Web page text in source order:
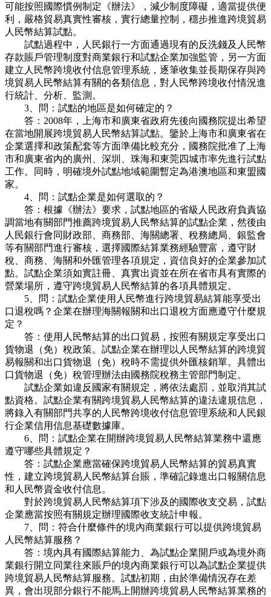
可能按照國際慣例制定《辦法》，減少制度障礙，適當提供便
利，嚴格貿易真實性審核，實行總量控制，穩步推進跨境貿易
人民幣結算試點。
試點過程中，人民銀行一方面通過現有的反洗錢及人民幣
存款賬戶管理制度對商業銀行和試點企業加強監管，另一方面
建立人民幣跨境收付信息管理系統，逐筆收集並長期保存與跨
境貿易人民幣結算有關的各類信息，對人民幣跨境收付情況進
行統計、分析、監測。
3、問：試點的地區是如何確定的？
答：2008年，上海市和廣東省政府先後向國務院提出希望
在當地開展跨境貿易人民幣結算試點。鑒於上海市和廣東省在
企業選擇和政策配套等方面準備比較充分，國務院批准了上海
市和廣東省內的廣州、深圳、珠海和東莞四城市率先進行試點
工作。同時，明確境外試點地域範圍暫定為港澳地區和東盟國
家。
4、問：試點企業是如何選取的？
答：根據《辦法》要求，試點地區的省級人民政府負責協
調當地有關部門推薦跨境貿易人民幣結算的試點企業，然後由
人民銀行會同財政部、商務部、海關總署、稅務總局、銀監會
等有關部門進行審核，選擇國際結算業務經驗豐富，遵守財
稅、商務、海關和外匯管理各項規定，資信良好的企業參加試
點。試點企業須如實註冊、真實出資並在所在省市具有實際的
營業場所，遵守跨境貿易人民幣結算的各項具體規定。
5、問：試點企業使用人民幣進行跨境貿易結算能享受出
口退稅嗎？企業在辦理海關報關和出口退稅方面應遵守什麼規
定？
答：使用人民幣結算的出口貿易，按照有關規定享受出口
貨物退（免）稅政策。試點企業在辦理以人民幣結算的跨境貿
易報關和出口貨物退（免）稅時不需提供外匯核銷單。具體出
口貨物退（免）稅管理辦法由國務院稅務主管部門制定。
試點企業如違反國家有關規定，將依法處罰，並取消其試
點資格。試點企業有關跨境貿易人民幣結算的違法違規信息，
將錄入有關部門共享的人民幣跨境收付信息管理系統和人民銀
行企業信用信息基礎數據庫。
6、問：試點企業在開辦跨境貿易人民幣結算業務中還應
遵守哪些具體規定？
答：試點企業應當確保跨境貿易人民幣結算的貿易真實
性，建立跨境貿易人民幣結算台賬，準確記錄進出口報關信息
和人民幣資金收付信息。
對於跨境貿易人民幣結算項下涉及的國際收支交易，試點
企業應當按照有關規定辦理國際收支統計申報。
7、問：符合什麼條件的境內商業銀行可以提供跨境貿易
人民幣結算服務？
答：境內具有國際結算能力、為試點企業開戶或為境外商
業銀行開立同業往來賬戶的境內商業銀行可以為試點企業提供
跨境貿易人民幣結算服務。試點初期，由於準備情況存在差
異，會出現部分銀行不能馬上開辦跨境貿易人民幣結算業務的